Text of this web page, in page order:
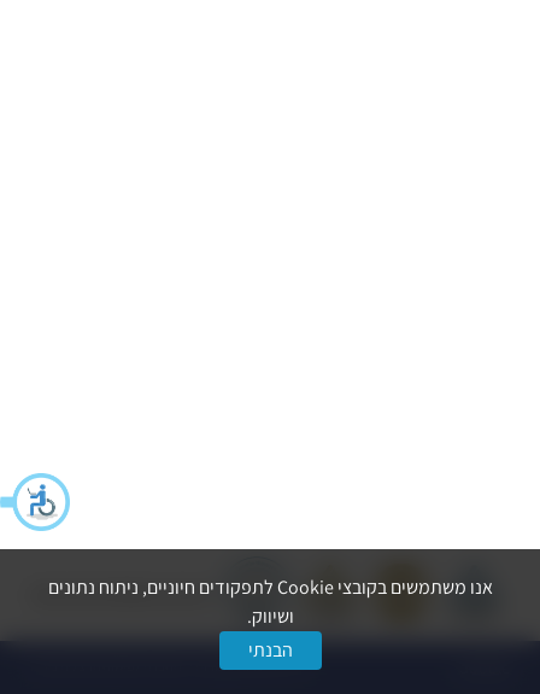
הצהרת נגישותמדיניות פרטיות
© כל הזכויות שמורות ל-החברה לפיתוח הרצליה בע״מ
אנו משתמשים בקובצי Cookie לתפקודים חיוניים, ניתוח נתונים
ושיווק.
הבנתי